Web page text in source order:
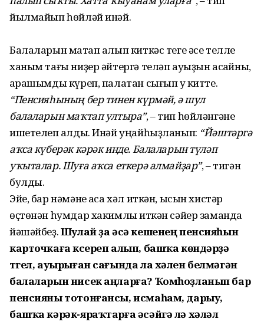
йылмайып һөйләй инәй.
Балаларын маҡтап алып киткәс теге әсе телле
ханым тағы ниҙер әйтергә теләп ауыҙын асҡайны,
ҡарашымды күреп, палатан сығып уҡ китте.
“Пенсияһының бер тинен күрмәй, ә шул
балаларын маҡтап ултыра”, – тип һөйләнгәне
ишетелеп ҡалды. Инәй уңайһыҙланып: “Йәштәргә
аҡса күберәк кәрәк инде. Балаларын түләп
уҡыталар. Шуға аҡса еткерә алмайҙар”, – тигән
булды.
Эйе, бар нәмәне аҡса хәл иткән, ысын хистәр
өҫтөнән һумдар хакимлыҡ иткән сәйер заманда
йәшәйбеҙ.Шулай ҙа әсә кешенең пенсияһын
карточкаға күсереп алып, башҡа көндәрҙә
түгел, ауырыған сағында ла хәлен белмәгән
балаларын нисек аңларға? Ҡомһоҙланып бар
пенсияны тотонғансы, исмаһам, дарыу,
башҡа кәрәк-яраҡтарға әсәйгә лә хәләл